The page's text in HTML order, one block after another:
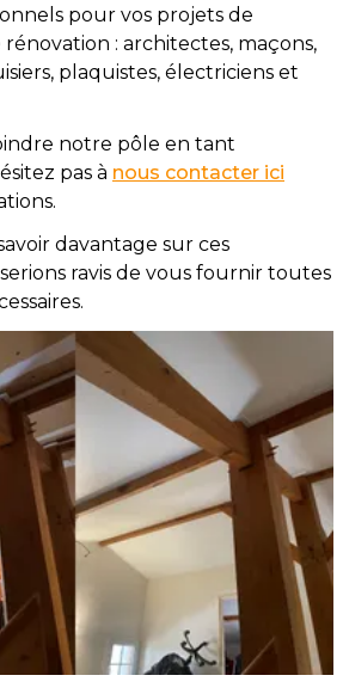
pour vos projets de
: architectes, maçons,
plaquistes, électriciens et
notre pôle en tant
pas à nous contacter ici
davantage sur ces
ravis de vous fournir toutes